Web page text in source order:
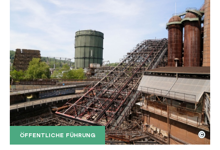
ÖFFENTLICHE FÜHRUNG
Der Erzschrägaufzug der Völklinger Hütte mit
Copyright: Weltkulturerbe Völklinger Hütte | Karl
©